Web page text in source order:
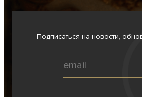
Подписаться на новости,